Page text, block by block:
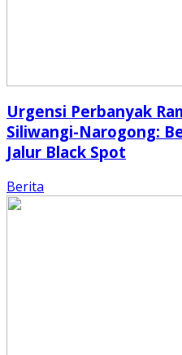
Urgensi Perbanyak
Siliwangi-Narogong:
Jalur Black Spot
Berita